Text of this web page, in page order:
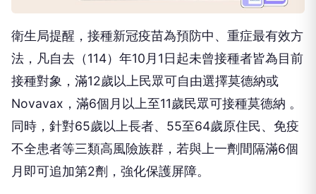
衛生局提醒，接種新冠疫苗為預防中、重症最有效方
法，凡自去（114）年10月1日起未曾接種者皆為目前
接種對象，滿12歲以上民眾可自由選擇莫德納或
Novavax，滿6個月以上至11歲民眾可接種莫德納 。
同時，針對65歲以上長者、55至64歲原住民、免疫
不全患者等三類高風險族群，若與上一劑間隔滿6個
月即可追加第2劑，強化保護屏障。